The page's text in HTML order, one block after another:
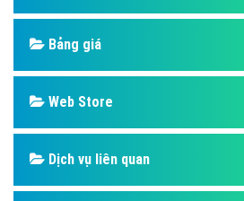
Design